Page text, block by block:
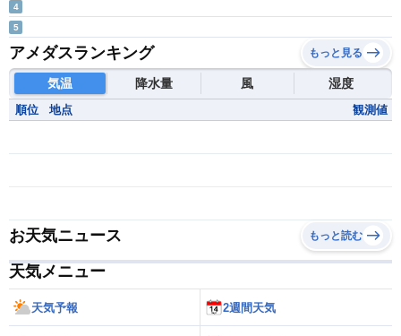
4
5
アメダスランキング もっと見る
気温 降水量 風 湿度
順位 地点 観測値
お天気ニュース もっと読む
天気メニュー
天気予報 2週間天気